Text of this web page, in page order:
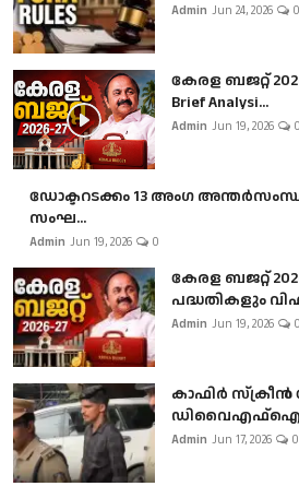
Admin Jun 24, 2026 0
കേരള ബജറ്റ്
Brief Analysi...
Admin Jun 19, 2026 0
ഡോക്ടറടക്കം 13 അംഗ
സംഘ...
Admin Jun 19, 2026 0
കേരള ബജറ്റ്
പദ്ധതികളും
Admin Jun 19, 2026 0
കാഫിർ സ്‌ക്രീൻ
ഡിവൈഎഫ്ഐ
Admin Jun 17, 2026 0